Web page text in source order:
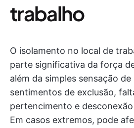
trabalho
O isolamento no local de
parte significativa da força
além da simples sensação
sentimentos de exclusão,
pertencimento e
Em casos extremos, pode